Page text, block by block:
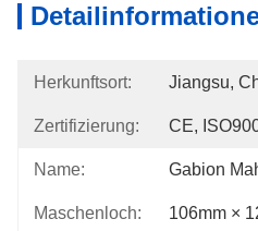
Herkunftsort: Jiangsu,
Zertifizierung: CE,
Name: Gabion
Maschenloch: 106mm ×